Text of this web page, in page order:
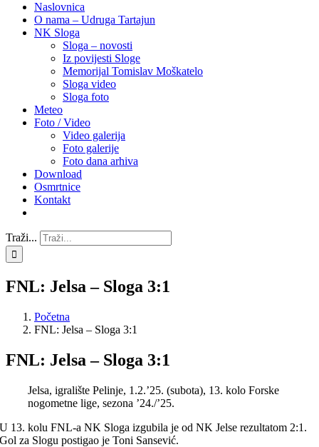
Naslovnica
O nama – Udruga Tartajun
NK Sloga
Sloga – novosti
Iz povijesti Sloge
Memorijal Tomislav Moškatelo
Sloga video
Sloga foto
Meteo
Foto / Video
Video galerija
Foto galerije
Foto dana arhiva
Download
Osmrtnice
Kontakt
Traži...
FNL: Jelsa – Sloga 3:1
Početna
FNL: Jelsa – Sloga 3:1
FNL: Jelsa – Sloga 3:1
Jelsa, igralište Pelinje, 1.2.’25. (subota), 13. kolo Forske
nogometne lige, sezona ’24./’25.
U 13. kolu FNL-a NK Sloga izgubila je od NK Jelse rezultatom 2:1.
Gol za Slogu postigao je Toni Sansević.